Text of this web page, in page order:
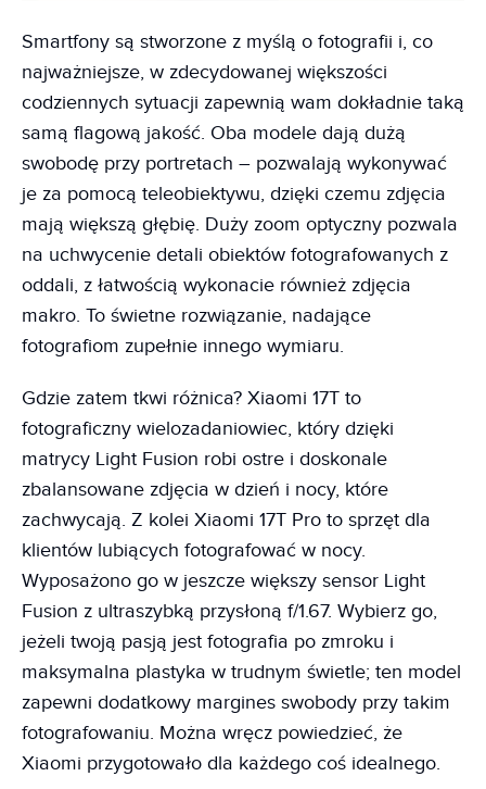
Smartfony są stworzone z myślą o fotografii i, co
najważniejsze, w zdecydowanej większości
codziennych sytuacji zapewnią wam dokładnie taką
samą flagową jakość. Oba modele dają dużą
swobodę przy portretach – pozwalają wykonywać
je za pomocą teleobiektywu, dzięki czemu zdjęcia
mają większą głębię. Duży zoom optyczny pozwala
na uchwycenie detali obiektów fotografowanych z
oddali, z łatwością wykonacie również zdjęcia
makro. To świetne rozwiązanie, nadające
fotografiom zupełnie innego wymiaru.
Gdzie zatem tkwi różnica? Xiaomi 17T to
fotograficzny wielozadaniowiec, który dzięki
matrycy Light Fusion robi ostre i doskonale
zbalansowane zdjęcia w dzień i nocy, które
zachwycają. Z kolei Xiaomi 17T Pro to sprzęt dla
klientów lubiących fotografować w nocy.
Wyposażono go w jeszcze większy sensor Light
Fusion z ultraszybką przysłoną f/1.67. Wybierz go,
jeżeli twoją pasją jest fotografia po zmroku i
maksymalna plastyka w trudnym świetle; ten model
zapewni dodatkowy margines swobody przy takim
fotografowaniu. Można wręcz powiedzieć, że
Xiaomi przygotowało dla każdego coś idealnego.